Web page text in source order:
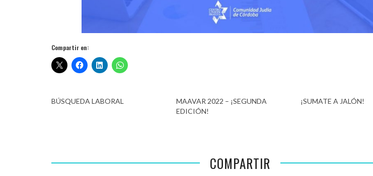
Compartir en:
BÚSQUEDA LABORAL
MAAVAR 2022 – ¡SEGUNDA
EDICIÓN!
¡SUMATE A JALÓN!
COMPARTIR